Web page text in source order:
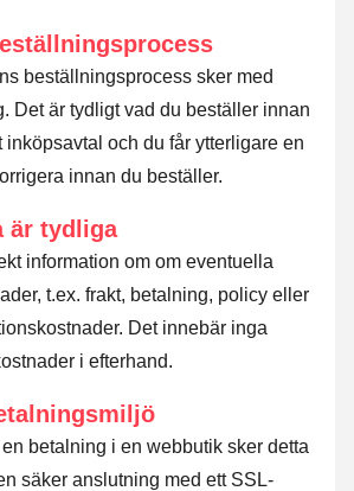
beställningsprocess sker med
Det är tydligt vad du beställer innan
inköpsavtal och du får ytterligare en
innan du beställer.
är tydliga
information om om eventuella
t.ex. frakt, betalning, policy eller
Det innebär inga
i efterhand.
betalning i en webbutik sker detta
säker anslutning med ett SSL-